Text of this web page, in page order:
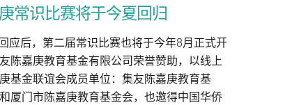
常识比赛将于今夏回归
应后，第二届常识比赛也将于今年8月正式开
陈嘉庚教育基金有限公司荣誉赞助，以线上
基金联谊会成员单位：集友陈嘉庚教育基
厦门市陈嘉庚教育基金会，也邀得中国华侨